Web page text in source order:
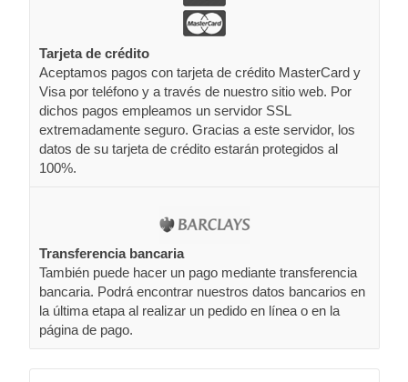
Tarjeta de crédito
Aceptamos pagos con tarjeta de crédito MasterCard y
Visa por teléfono y a través de nuestro sitio web. Por
dichos pagos empleamos un servidor SSL
extremadamente seguro. Gracias a este servidor, los
datos de su tarjeta de crédito estarán protegidos al
100%.
Transferencia bancaria
También puede hacer un pago mediante transferencia
bancaria. Podrá encontrar nuestros datos bancarios en
la última etapa al realizar un pedido en línea o en la
página de pago.